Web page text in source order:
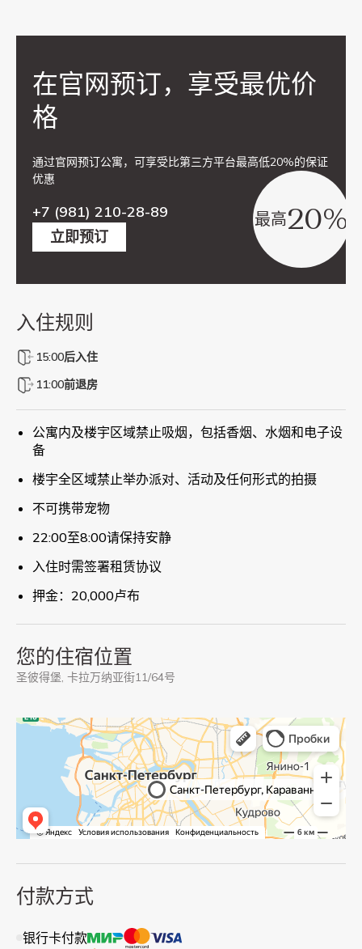
最高20%
在官网预订，享受最优价
格
通过官网预订公寓，可享受比第三方平台最高低20%的保证
优惠
立即预订
+7 (981) 210-28-89
入住规则
15:00后入住
11:00前退房
公寓内及楼宇区域禁止吸烟，包括香烟、水烟和电子设
备
楼宇全区域禁止举办派对、活动及任何形式的拍摄
不可携带宠物
22:00至8:00请保持安静
入住时需签署租赁协议
押金：20,000卢布
您的住宿位置
圣彼得堡, 卡拉万纳亚街11/64号
付款方式
银行卡付款